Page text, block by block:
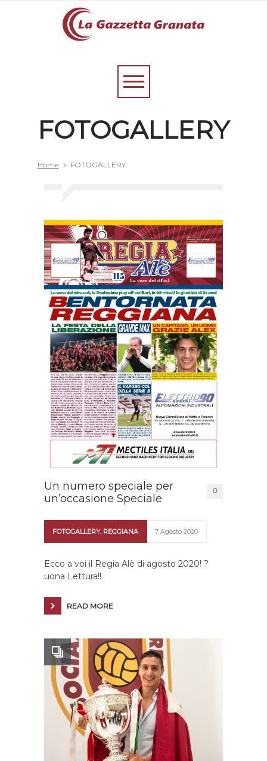
FOTOGALLERY
Home FOTOGALLERY
Un numero speciale per
un’occasione Speciale
0
FOTOGALLERY, REGGIANA 7 Agosto 2020
Ecco a voi il Regia Alè di agosto 2020! ?
uona Lettura!!
READ MORE